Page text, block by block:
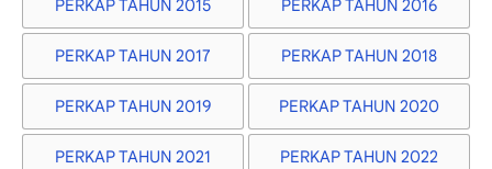
PERKAP TAHUN 2015 PERKAP TAHUN 2016
PERKAP TAHUN 2017 PERKAP TAHUN 2018
PERKAP TAHUN 2019 PERKAP TAHUN 2020
PERKAP TAHUN 2021 PERKAP TAHUN 2022